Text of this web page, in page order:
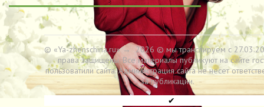
© «Ya-zhenschina.ru»→ 2026 © мы транслируем с
права защищены. Все материалы публикуют на сайте
пользоватили сайта. Администрация сайта не несет
за публикации.
✔